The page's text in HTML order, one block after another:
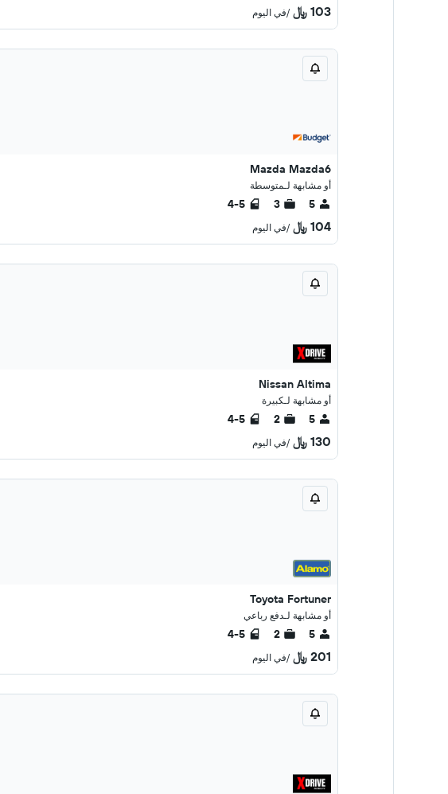
103 ﷼ /في اليوم
Mazda Mazda6
أو مشابهة لـمتوسطة
5
3
4-5
104 ﷼ /في اليوم
Nissan Altima
أو مشابهة لـكبيرة
5
2
4-5
130 ﷼ /في اليوم
Toyota Fortuner
أو مشابهة لـدفع رباعي
5
2
4-5
201 ﷼ /في اليوم